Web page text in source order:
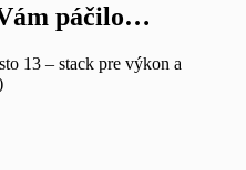
páčilo…